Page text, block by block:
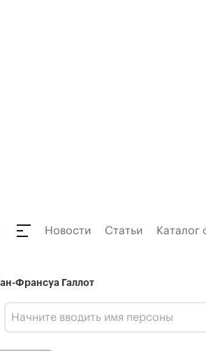
Новости Статьи Каталог
Франсуа Галлот